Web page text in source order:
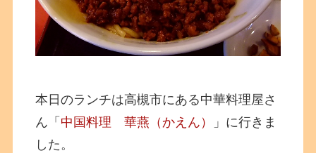
本日のランチは高槻市にある中華料理屋さ
ん「 中国料理 華燕（かえん）
」に行きま
した。